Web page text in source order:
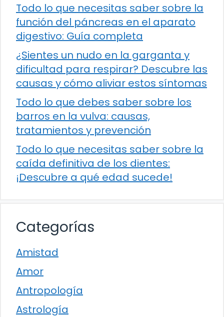
Todo lo que necesitas saber sobre la
función del páncreas en el aparato
digestivo: Guía completa
¿Sientes un nudo en la garganta y
dificultad para respirar? Descubre las
causas y cómo aliviar estos síntomas
Todo lo que debes saber sobre los
barros en la vulva: causas,
tratamientos y prevención
Todo lo que necesitas saber sobre la
caída definitiva de los dientes:
¡Descubre a qué edad sucede!
Categorías
Amistad
Amor
Antropología
Astrología